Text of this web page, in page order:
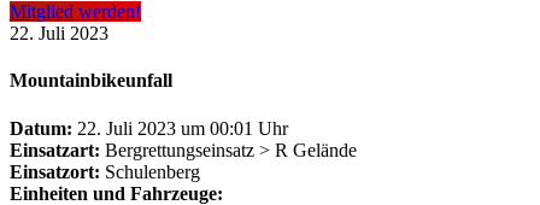
Mitglied werden!
22. Juli 2023
Mountainbikeunfall
Datum: 22. Juli 2023 um 00:01 Uhr
Einsatzart: Bergrettungseinsatz > R Gelände
Einsatzort: Schulenberg
Einheiten und Fahrzeuge: